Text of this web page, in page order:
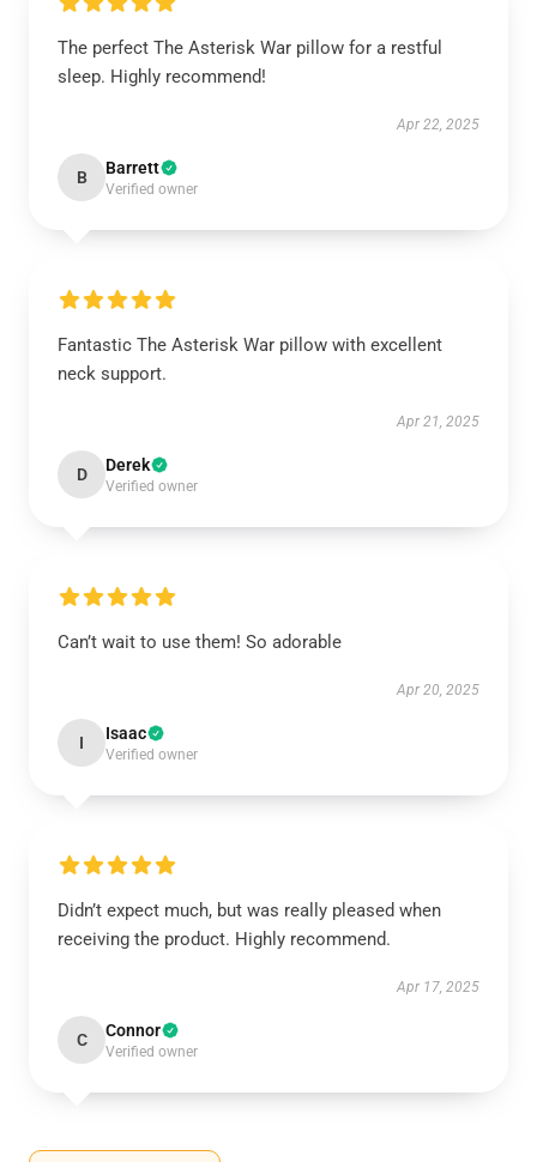
The perfect The Asterisk War pillow for a restful
sleep. Highly recommend!
Apr 22, 2025
B Barrett
Verified owner
Fantastic The Asterisk War pillow with excellent
neck support.
Apr 21, 2025
D Derek
Verified owner
Can’t wait to use them! So adorable
Apr 20, 2025
I Isaac
Verified owner
Didn’t expect much, but was really pleased when
receiving the product. Highly recommend.
Apr 17, 2025
C Connor
Verified owner